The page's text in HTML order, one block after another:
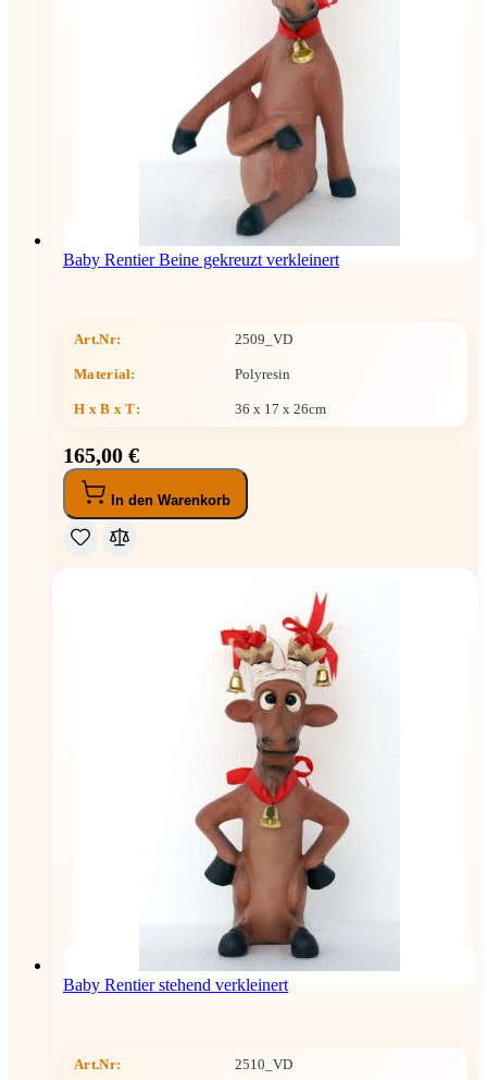
Baby Rentier Beine gekreuzt verkleinert
Art.Nr: 2509_VD
Material: Polyresin
H x B x T: 36 x 17 x 26cm
165,00 €
In den Warenkorb
Baby Rentier stehend verkleinert
Art.Nr: 2510_VD